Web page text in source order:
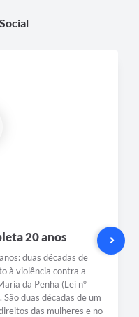
Social
20 anos
duas décadas de
à violência contra a
da Penha (Lei nº
duas décadas de um
das mulheres e no